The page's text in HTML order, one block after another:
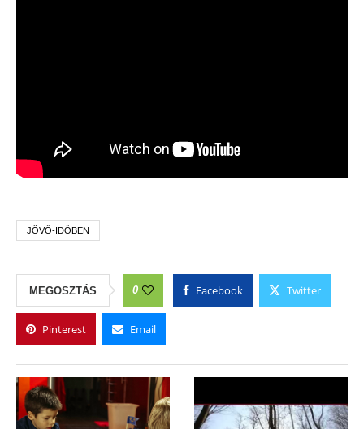
JÖVŐ-IDŐBEN
MEGOSZTÁS 0 Facebook Twitter
Pinterest Email